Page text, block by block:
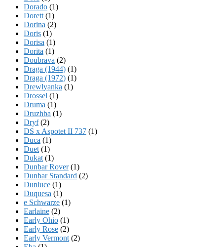
Dorado (1)
Dorett (1)
Dorina (2)
Doris (1)
Dorisa (1)
Dorita (1)
Doubrava (2)
Draga (1944) (1)
Draga (1972) (1)
Drewlyanka (1)
Drossel (1)
Druma (1)
Druzhba (1)
Dryf(2)
DS x Aspotet II 737 (1)
Duca (1)
Duet (1)
Dukat (1)
Dunbar Rover(1)
Dunbar Standard (2)
Dunluce (1)
Duquesa (1)
e Schwarze (1)
Earlaine (2)
Early Ohio (1)
Early Rose (2)
Early Vermont (2)